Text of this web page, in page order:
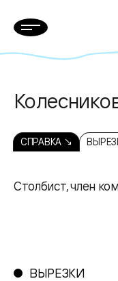
СПРАВКА ↘
Столбист, член
ВЫРЕЗКИ